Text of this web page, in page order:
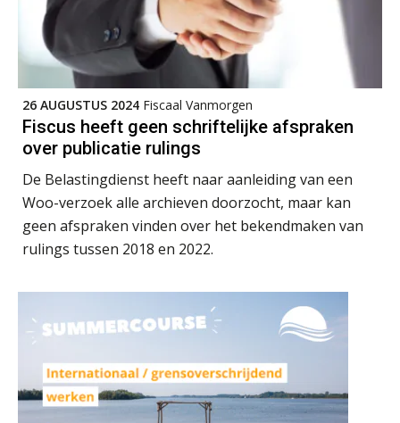
26 AUGUSTUS 2024 Fiscaal Vanmorgen
Fiscus heeft geen schriftelijke afspraken
over publicatie rulings
De Belastingdienst heeft naar aanleiding van een
Woo-verzoek alle archieven doorzocht, maar kan
geen afspraken vinden over het bekendmaken van
rulings tussen 2018 en 2022.
Ognjen Soldat
Audrey Brunings
Hans Geuns